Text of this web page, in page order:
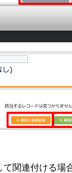
て関連付ける場